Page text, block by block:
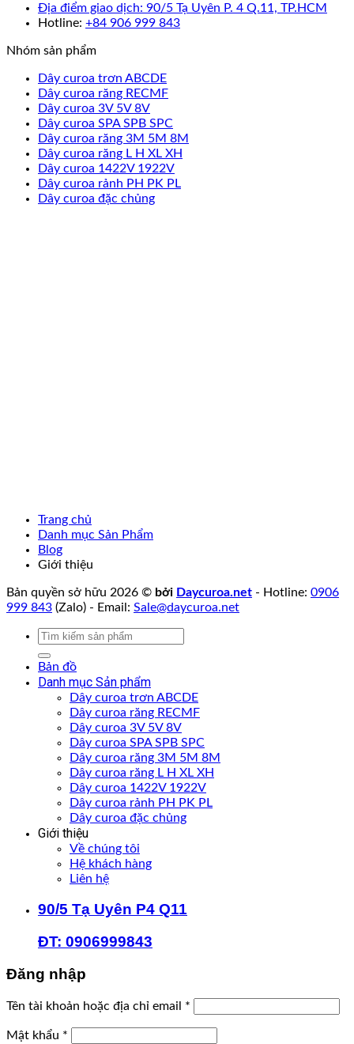
Địa điểm giao dịch: 90/5 Tạ Uyên P. 4 Q.11, TP.HCM
Hotline: +84 906 999 843
Nhóm sản phẩm
Dây curoa trơn ABCDE
Dây curoa răng RECMF
Dây curoa 3V 5V 8V
Dây curoa SPA SPB SPC
Dây curoa răng 3M 5M 8M
Dây curoa răng L H XL XH
Dây curoa 1422V 1922V
Dây curoa rảnh PH PK PL
Dây curoa đặc chủng
Trang chủ
Danh mục Sản Phẩm
Blog
Giới thiệu
Bản quyền sở hữu 2026 © bởi Daycuroa.net - Hotline: 0906
999 843 (Zalo) - Email: Sale@daycuroa.net
Tìm
Bản đồ
Danh mục Sản phẩm
Dây curoa trơn ABCDE
Dây curoa răng RECMF
Dây curoa 3V 5V 8V
Dây curoa SPA SPB SPC
Dây curoa răng 3M 5M 8M
Dây curoa răng L H XL XH
Dây curoa 1422V 1922V
Dây curoa rảnh PH PK PL
Dây curoa đặc chủng
Giới thiệu
Về chúng tôi
Hệ khách hàng
Liên hệ
90/5 Tạ Uyên P4 Q11
ĐT: 0906999843
Đăng nhập
Tên tài khoản hoặc địa chỉ email *
Mật khẩu *